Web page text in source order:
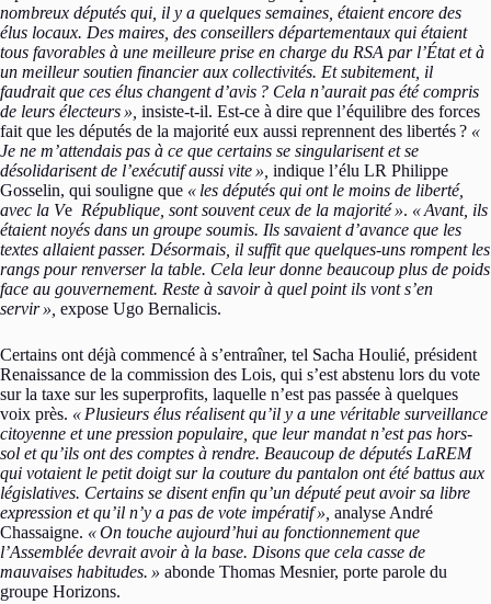
nombreux députés qui, il y a quelques semaines, étaient encore des
élus locaux. Des maires, des conseillers départementaux qui étaient
tous favorables à une meilleure prise en charge du RSA par l’État et à
un meilleur soutien financier aux collectivités. Et subitement, il
faudrait que ces élus changent d’avis ? Cela n’aurait pas été compris
de leurs électeurs », insiste-t-il. Est-ce à dire que l’équilibre des forces
fait que les députés de la majorité eux aussi reprennent des libertés ? «
Je ne m’attendais pas à ce que certains se singularisent et se
désolidarisent de l’exécutif aussi vite », indique l’élu LR Philippe
Gosselin, qui souligne que « les députés qui ont le moins de liberté,
avec la Ve République, sont souvent ceux de la majorité ». « Avant, ils
étaient noyés dans un groupe soumis. Ils savaient d’avance que les
textes allaient passer. Désormais, il suffit que quelques-uns rompent les
rangs pour renverser la table. Cela leur donne beaucoup plus de poids
face au gouvernement. Reste à savoir à quel point ils vont s’en
servir », expose Ugo Bernalicis.
Certains ont déjà commencé à s’entraîner, tel Sacha Houlié, président
Renaissance de la commission des Lois, qui s’est abstenu lors du vote
sur la taxe sur les superprofits, laquelle n’est pas passée à quelques
voix près. « Plusieurs élus réalisent qu’il y a une véritable surveillance
citoyenne et une pression populaire, que leur mandat n’est pas hors-
sol et qu’ils ont des comptes à rendre. Beaucoup de députés LaREM
qui votaient le petit doigt sur la couture du pantalon ont été battus aux
législatives. Certains se disent enfin qu’un député peut avoir sa libre
expression et qu’il n’y a pas de vote impératif », analyse André
Chassaigne. « On touche aujourd’hui au fonctionnement que
l’Assemblée devrait avoir à la base. Disons que cela casse de
mauvaises habitudes. » abonde Thomas Mesnier, porte parole du
groupe Horizons.